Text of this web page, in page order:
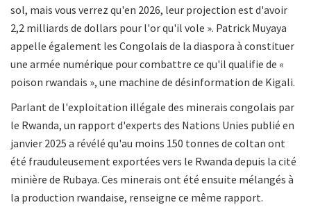
sol, mais vous verrez qu'en 2026, leur projection est d'avoir
2,2 milliards de dollars pour l'or qu'il vole ». Patrick Muyaya
appelle également les Congolais de la diaspora à constituer
une armée numérique pour combattre ce qu'il qualifie de «
poison rwandais », une machine de désinformation de Kigali.
Parlant de l'exploitation illégale des minerais congolais par
le Rwanda, un rapport d'experts des Nations Unies publié en
janvier 2025 a révélé qu'au moins 150 tonnes de coltan ont
été frauduleusement exportées vers le Rwanda depuis la cité
minière de Rubaya. Ces minerais ont été ensuite mélangés à
la production rwandaise, renseigne ce même rapport.